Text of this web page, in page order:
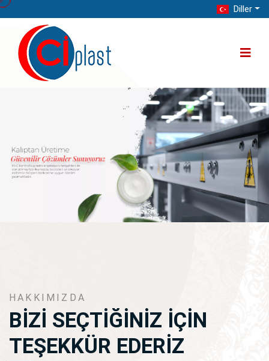
Diller
HAKKIMIZDA
BİZİ SEÇTİĞİNİZ İÇİN
TEŞEKKÜR EDERİZ